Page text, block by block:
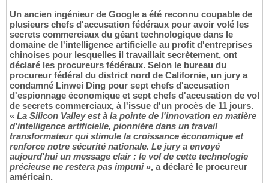
Un ancien ingénieur de Google a été reconnu coupable de
plusieurs chefs d'accusation fédéraux pour avoir volé les
secrets commerciaux du géant technologique dans le
domaine de l'intelligence artificielle au profit d'entreprises
chinoises pour lesquelles il travaillait secrètement, ont
déclaré les procureurs fédéraux. Selon le bureau du
procureur fédéral du district nord de Californie, un jury a
condamné Linwei Ding pour sept chefs d'accusation
d'espionnage économique et sept chefs d'accusation de vol
de secrets commerciaux, à l'issue d'un procès de 11 jours.
« La Silicon Valley est à la pointe de l'innovation en matière
d'intelligence artificielle, pionnière dans un travail
transformateur qui stimule la croissance économique et
renforce notre sécurité nationale. Le jury a envoyé
aujourd'hui un message clair : le vol de cette technologie
précieuse ne restera pas impuni», a déclaré le procureur
américain.